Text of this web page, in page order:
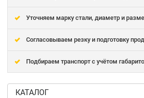
Уточняем марку стали, диаметр и
Согласовываем резку и подготовку
Подбираем транспорт с учётом
КАТАЛОГ